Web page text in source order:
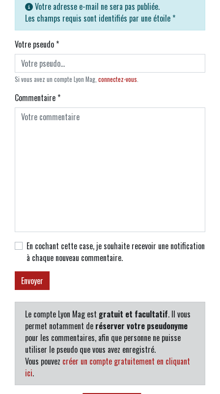
Votre adresse e-mail ne sera pas publiée.
Les champs requis sont identifiés par une étoile *
Votre pseudo*
Si vous avez un compte Lyon Mag, connectez-vous.
Commentaire*
En cochant cette case, je souhaite recevoir une notification
à chaque nouveau commentaire.
Le compte Lyon Mag est gratuit et facultatif. Il vous
permet notamment de réserver votre pseudonyme
pour les commentaires, afin que personne ne puisse
utiliser le pseudo que vous avez enregistré.
Vous pouvez créer un compte gratuitement en cliquant
ici.